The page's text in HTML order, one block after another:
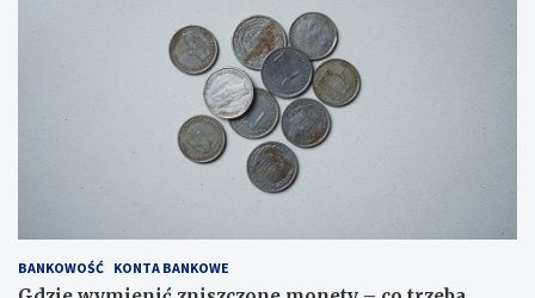
BANKOWOŚĆ KONTA BANKOWE